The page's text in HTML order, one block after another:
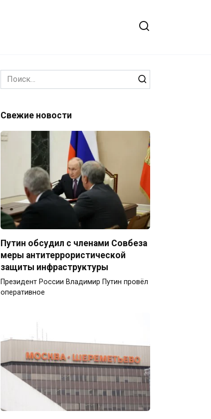
Search
for:
Свежие новости
Путин обсудил с членами Совбеза
меры антитеррористической
защиты инфраструктуры
Президент России Владимир Путин провёл
оперативное